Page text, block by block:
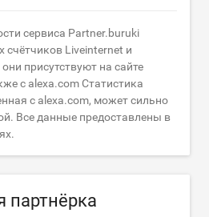
сервиса Partner.buruki
Liveinternet и
присутствуют на сайте
с alexa.com Статистика
с alexa.com, может сильно
Все данные предоставлены в
партнёрка